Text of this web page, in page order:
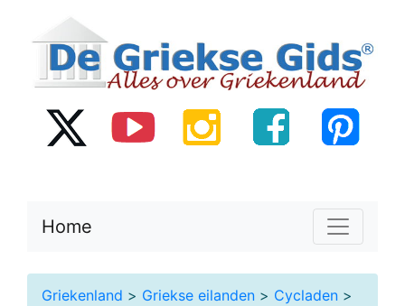
Home
Griekenland > Griekse eilanden > Cycladen >